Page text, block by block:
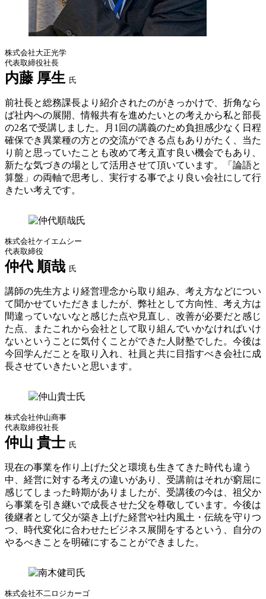
株式会社大正光学
代表取締役社長
内藤 厚生 氏
前社長と総務課長より紹介されたのがきっかけで、折角なら
ば社内への展開、情報共有を進めたいとの考えから私と部長
の2名で受講しました。月1回の講義のため負担感少なく日程
確保でき異業種の方との交流ができる点もありがたく、当た
り前と思っていたことも改めて考え直す良い機会でもあり、
新たな気づきの場として活用させて頂いています。「論語と
算盤」の両軸で思考し、実行する事でより良い会社にして行
きたい考えです。
株式会社ケイエムシー
代表取締役
仲代 順哉 氏
講師の先生方より経営理念から取り組み、考え方などについ
て聞かせていただきましたが、弊社として方向性、考え方は
間違っていないなと感じた点や見直し、改善が必要だと感じ
た点、またこれから会社として取り組んでいかなければいけ
ないということに気付くことができた人財塾でした。今後は
今回学んだことを取り入れ、社員と共に目指すべき会社に成
長させていきたいと思います。
株式会社仲山商事
代表取締役社長
仲山 貴士 氏
現在の事業を作り上げた父と環境も生きてきた時代も違う
中、経営に対する考えの違いがあり、受講前はそれが窮屈に
感じてしまった時期がありましたが、受講後の今は、祖父か
ら事業を引き継いで成長させた父を尊敬しています。今後は
後継者として父が築き上げた経営や社内風土・伝統を守りつ
つ、時代変化に合わせたビジネス展開をするという、自分の
やるべきことを明確にすることができました。
株式会社不二ロジカーゴ